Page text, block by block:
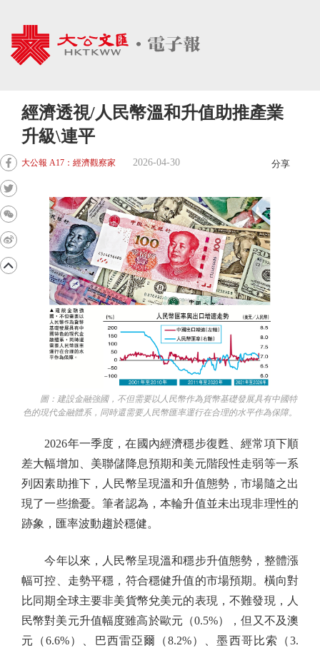
經濟透視/人民幣溫和升值助推產業
升級\連平
大公報 A17：經濟觀察家 2026-04-30 分享
圖：建設金融強國，不但需要以人民幣作為貨幣基礎發展具有中國特
色的現代金融體系，同時還需要人民幣匯率運行在合理的水平作為保障。
2026年一季度，在國內經濟穩步復甦、經常項下順
差大幅增加、美聯儲降息預期和美元階段性走弱等一系
列因素助推下，人民幣呈現溫和升值態勢，市場隨之出
現了一些擔憂。筆者認為，本輪升值並未出現非理性的
跡象，匯率波動趨於穩健。
今年以來，人民幣呈現溫和穩步升值態勢，整體漲
幅可控、走勢平穩，符合穩健升值的市場預期。橫向對
比同期全球主要非美貨幣兌美元的表現，不難發現，人
民幣對美元升值幅度雖高於歐元（0.5%），但又不及澳
元（6.6%）、巴西雷亞爾（8.2%）、墨西哥比索（3.